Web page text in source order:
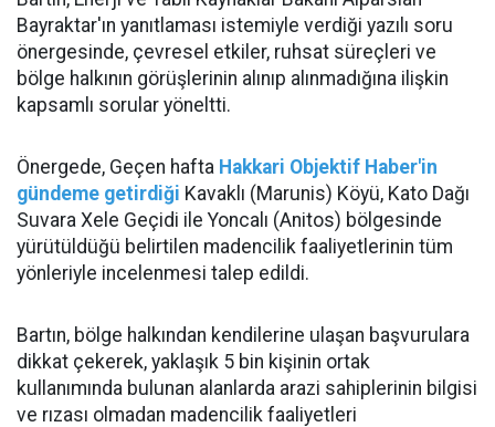
Bayraktar'ın yanıtlaması istemiyle verdiği yazılı soru
önergesinde, çevresel etkiler, ruhsat süreçleri ve
bölge halkının görüşlerinin alınıp alınmadığına ilişkin
kapsamlı sorular yöneltti.
Önergede, Geçen hafta Hakkari Objektif Haber'in
gündeme getirdiği Kavaklı (Marunis) Köyü, Kato Dağı
Suvara Xele Geçidi ile Yoncalı (Anitos) bölgesinde
yürütüldüğü belirtilen madencilik faaliyetlerinin tüm
yönleriyle incelenmesi talep edildi.
Bartın, bölge halkından kendilerine ulaşan başvurulara
dikkat çekerek, yaklaşık 5 bin kişinin ortak
kullanımında bulunan alanlarda arazi sahiplerinin bilgisi
ve rızası olmadan madencilik faaliyetleri